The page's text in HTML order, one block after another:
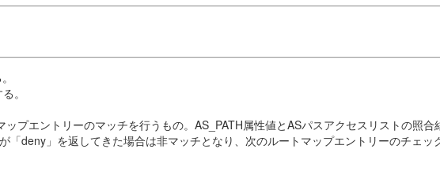
。
プエントリーのマッチを行うもの。AS_PATH属性値とASパスアクセスリストの照
deny」を返してきた場合は非マッチとなり、次のルートマップエントリーのチェッ